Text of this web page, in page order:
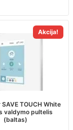
Akcija!
TOUCH White
valdymo pultelis
(baltas)